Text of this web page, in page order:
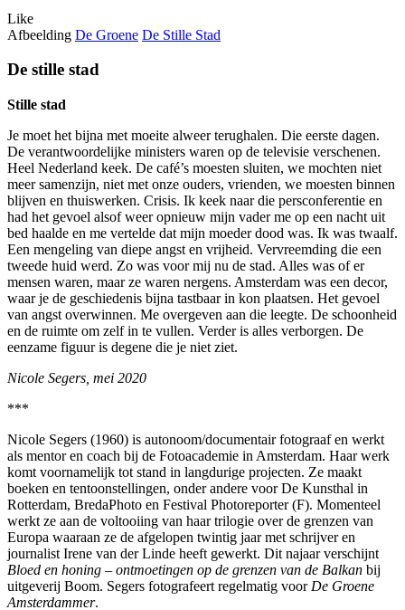
Like
Afbeelding De Groene De Stille Stad
De stille stad
Stille stad
Je moet het bijna met moeite alweer terughalen. Die eerste dagen.
De verantwoordelijke ministers waren op de televisie verschenen.
Heel Nederland keek. De café’s moesten sluiten, we mochten niet
meer samenzijn, niet met onze ouders, vrienden, we moesten binnen
blijven en thuiswerken. Crisis. Ik keek naar die persconferentie en
had het gevoel alsof weer opnieuw mijn vader me op een nacht uit
bed haalde en me vertelde dat mijn moeder dood was. Ik was twaalf.
Een mengeling van diepe angst en vrijheid. Vervreemding die een
tweede huid werd. Zo was voor mij nu de stad. Alles was of er
mensen waren, maar ze waren nergens. Amsterdam was een decor,
waar je de geschiedenis bijna tastbaar in kon plaatsen. Het gevoel
van angst overwinnen. Me overgeven aan die leegte. De schoonheid
en de ruimte om zelf in te vullen. Verder is alles verborgen. De
eenzame figuur is degene die je niet ziet.
Nicole Segers, mei 2020
***
Nicole Segers (1960) is autonoom/documentair fotograaf en werkt
als mentor en coach bij de Fotoacademie in Amsterdam. Haar werk
komt voornamelijk tot stand in langdurige projecten. Ze maakt
boeken en tentoonstellingen, onder andere voor De Kunsthal in
Rotterdam, BredaPhoto en Festival Photoreporter (F). Momenteel
werkt ze aan de voltooiing van haar trilogie over de grenzen van
Europa waaraan ze de afgelopen twintig jaar met schrijver en
journalist Irene van der Linde heeft gewerkt. Dit najaar verschijnt
Bloed en honing – ontmoetingen op de grenzen van de Balkan bij
uitgeverij Boom. Segers fotografeert regelmatig voor De Groene
Amsterdammer.